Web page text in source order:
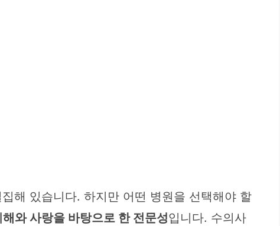
해 있습니다. 하지만 어떤 병원을 선택해야 할
와 사랑을 바탕으로 한 전문성입니다. 수의사